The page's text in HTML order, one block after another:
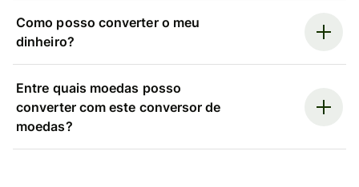
Como posso converter o meu
dinheiro?
Entre quais moedas posso
converter com este conversor de
moedas?